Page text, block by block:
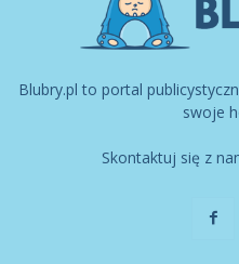
Blubry.pl to portal
swoje
Skontaktuj się z